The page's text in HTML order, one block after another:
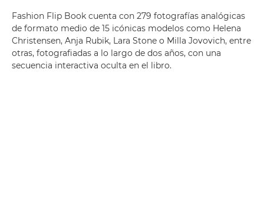
Fashion Flip Book cuenta con 279 fotografías analógicas
de formato medio de 15 icónicas modelos como Helena
Christensen, Anja Rubik, Lara Stone o Milla Jovovich, entre
otras, fotografiadas a lo largo de dos años, con una
secuencia interactiva oculta en el libro.